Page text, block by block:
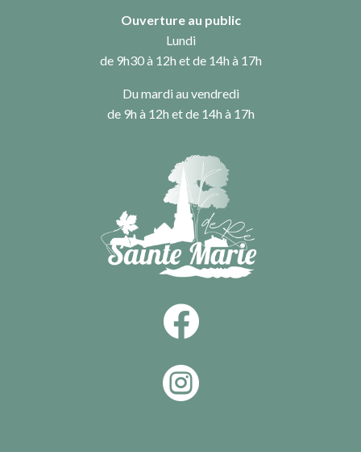
Ouverture au public
Lundi
de 9h30 à 12h et de 14h à 17h
Du mardi au vendredi
de 9h à 12h et de 14h à 17h

